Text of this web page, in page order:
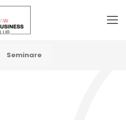
Seminare